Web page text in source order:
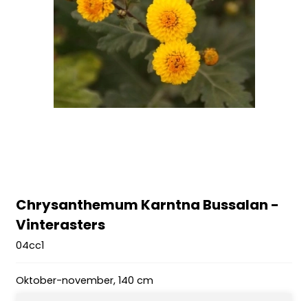
Chrysanthemum Karntna Bussalan -
Vinterasters
04cc1
Oktober-november, 140 cm